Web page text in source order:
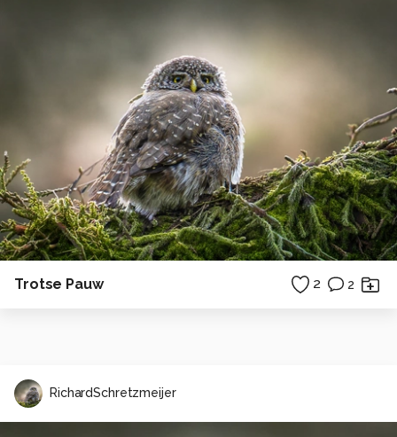
Trotse Pauw 2 2
RichardSchretzmeijer